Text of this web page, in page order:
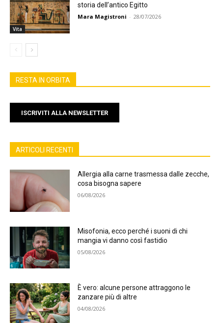
Vita
storia dell’antico Egitto
Mara Magistroni - 28/07/2026
RESTA IN ORBITA
ISCRIVITI ALLA NEWSLETTER
ARTICOLI RECENTI
Allergia alla carne trasmessa dalle zecche,
cosa bisogna sapere
06/08/2026
Misofonia, ecco perché i suoni di chi
mangia vi danno così fastidio
05/08/2026
È vero: alcune persone attraggono le
zanzare più di altre
04/08/2026